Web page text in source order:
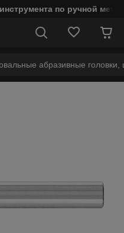
по ручной
абразивные головки,